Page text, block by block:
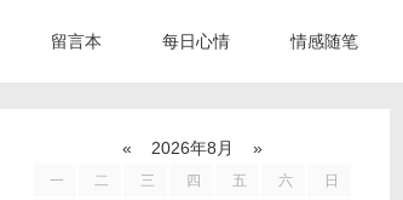
留言本 每日心情 情感随笔
« 2026年8月 »
一 二 三 四 五 六 日